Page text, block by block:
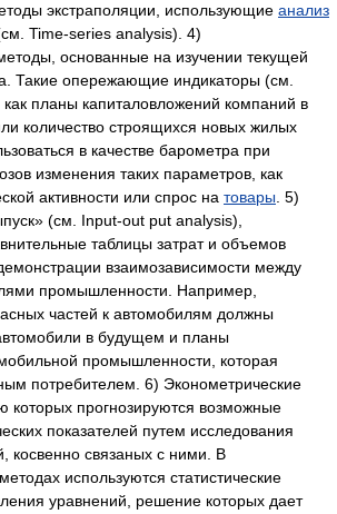
экстраполяции, использующие анализ
Time-series analysis). 4)
основанные на изучении текущей
Такие опережающие индикаторы (см.
планы капиталовложений компаний в
количество строящихся новых жилых
в качестве барометра при
изменения таких параметров, как
активности или спрос на товары . 5)
(см. Input-out put analysis),
таблицы затрат и объемов
взаимозависимости между
промышленности. Например,
частей к автомобилям должны
в будущем и планы
промышленности, которая
потребителем. 6) Эконометрические
прогнозируются возможные
показателей путем исследования
косвенно связаных с ними. В
используются статистические
уравнений, решение которых дает